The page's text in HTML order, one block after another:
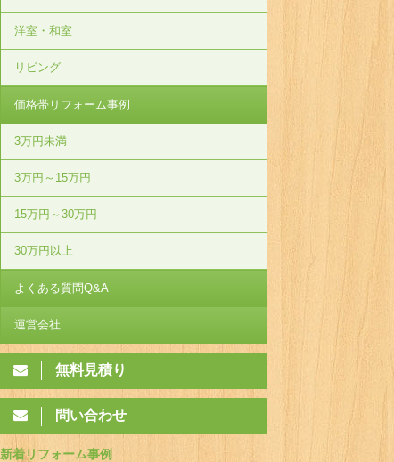
洋室・和室
リビング
価格帯リフォーム事例
3万円未満
3万円～15万円
15万円～30万円
30万円以上
よくある質問Q&A
運営会社
無料見積り
問い合わせ
新着リフォーム事例